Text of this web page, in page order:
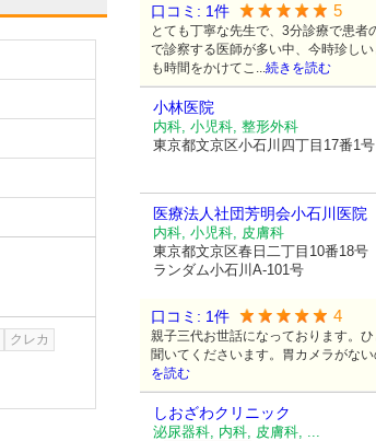
クレカ
口コミ: 1件 5
とても丁寧な先生で、3分診療で患者
で診察する医師が多い中、今時珍し
も時間をかけてこ...続きを読む
小林医院
内科, 小児科, 整形外科
東京都文京区小石川四丁目17番1号
医療法人社団芳明会小石川医院
内科, 小児科, 皮膚科
東京都文京区春日二丁目10番18号
ランダム小石川A-101号
口コミ: 1件 4
親子三代お世話になっております。
聞いてくださいます。胃カメラがな
を読む
しおざわクリニック
泌尿器科, 内科, 皮膚科, ...